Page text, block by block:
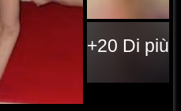
+20 Di più